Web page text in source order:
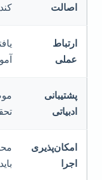
اصالت
کند یا
ارتباط
عملی
پشتیبانی
ادبیاتی
امکان‌پذیری
باید